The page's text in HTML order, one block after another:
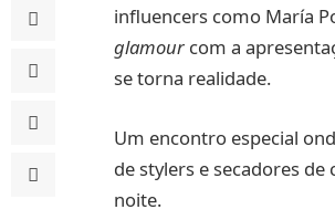
influencers como María
glamour com a
se torna realidade.
Um encontro especial
de stylers e secadores
noite.